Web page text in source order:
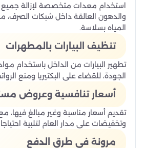
استخدام معدات متخصصة لإزالة جميع
والدهون العالقة داخل شبكات
المياه بسلاسة.
تنظيف البيارات بالمطهرات
تطهير البيارات من الداخل باستخدام
الجودة، للقضاء على البكتيريا ومنع
أسعار تنافسية وعروض
تقديم أسعار مناسبة وغير مبالغ فيها،
وتخفيضات على مدار العام لتلبية
مرونة في طرق الدفع